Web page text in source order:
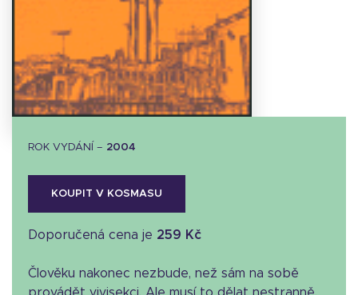
ROK VYDÁNÍ – 2004
KOUPIT V KOSMASU
Doporučená cena je 259 Kč
Člověku nakonec nezbude, než sám na sobě